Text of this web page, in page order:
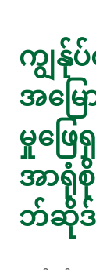
ကျွ
အမြေ
မှုဖြေ
အာရုံ
ဘ်ဆိုဒ်